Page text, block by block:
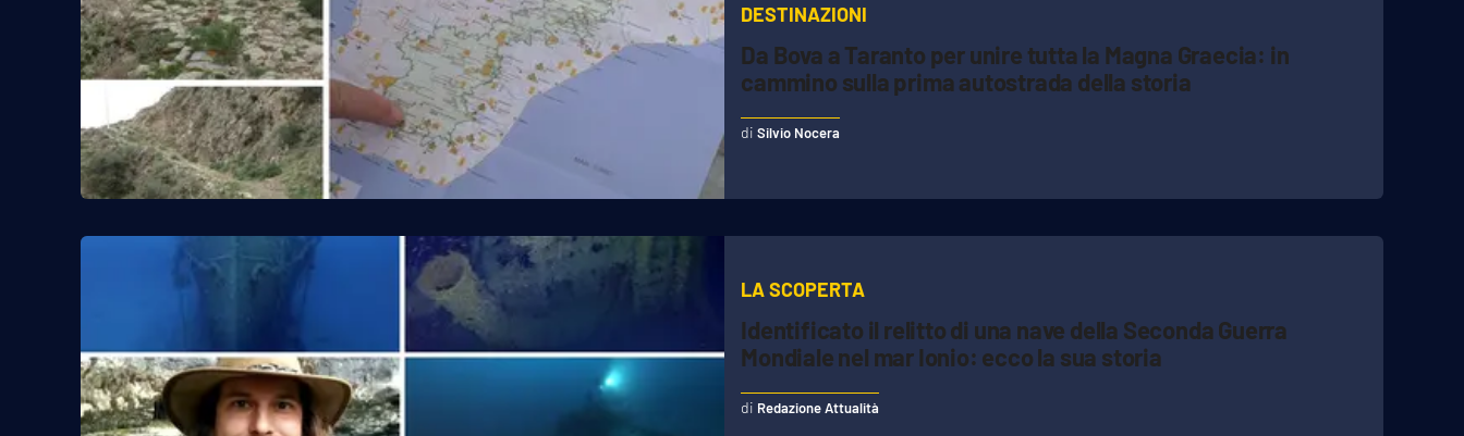
Cookie policy
DESTINAZIONI
Da Bova a Taranto per unire tutta la Magna Graecia: in
cammino sulla prima autostrada della storia
Silvio Nocera
LA SCOPERTA
Identificato il relitto di una nave della Seconda Guerra
Mondiale nel mar Ionio: ecco la sua storia
Redazione Attualità